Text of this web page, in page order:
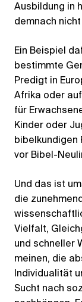
Ausbildung in
demnach
Ein Beispiel
bestimmte
Predigt in
Afrika oder
für
Kinder oder
bibelkundigen
vor Bibel-
Und das ist
die
Vielfalt,
und schneller
meinen, die
Individualität
Sucht nach